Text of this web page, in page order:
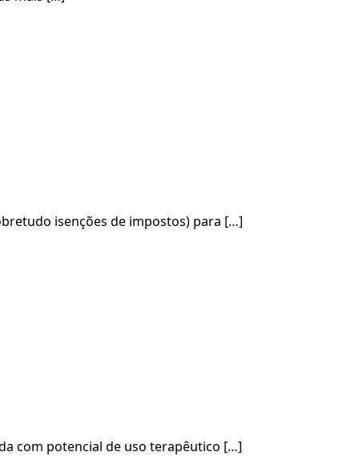
isenções de impostos) para […]
com potencial de uso terapêutico […]